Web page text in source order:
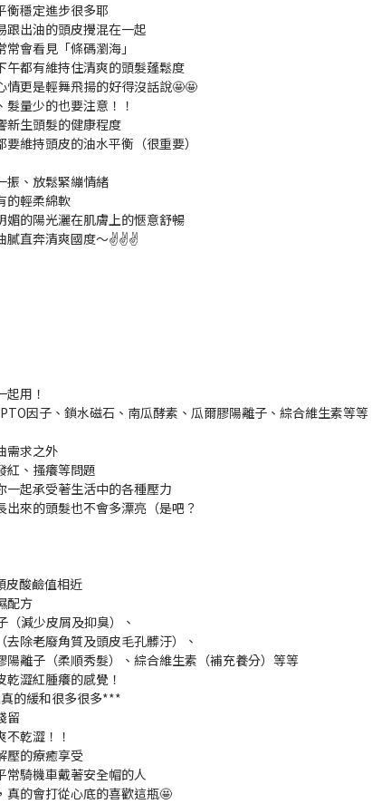
衡穩定進步很多耶
跟出油的頭皮攪混在一起
會看見「條碼瀏海」
午都有維持住清爽的頭髮蓬鬆度
更是輕舞飛揚的好得沒話說🤩🤩
量少的也要注意！！
生頭髮的健康程度
維持頭皮的油水平衡（很重要）
振、放鬆緊繃情緒
的輕柔綿軟
媚的陽光灑在肌膚上的愜意舒暢
膩直奔清爽國度～✌️✌️✌️
用！
因子、鎖水磁石、南瓜酵素、瓜爾膠陽離子、綜合維生素等等
需求之外
紅、搔癢等問題
一起承受著生活中的各種壓力
來的頭髮也不會多漂亮（是吧？
皮酸鹼值相近
配方
減少皮屑及抑臭）、
除老廢角質及頭皮毛孔髒汙）、
離子（柔順秀髮）、綜合維生素（補充養分）等等
澀紅腫癢的感覺！
的緩和很多很多***
留
乾澀！！
壓的療癒享受
常騎機車戴著安全帽的人
真的會打從心底的喜歡這瓶🤩